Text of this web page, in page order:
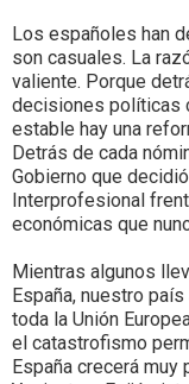
Los españoles han
son casuales. La
valiente. Porque
decisiones políticas
estable hay una
Detrás de cada
Gobierno que
Interprofesional
económicas que
Mientras algunos
España, nuestro
toda la Unión
el catastrofismo
España crecerá